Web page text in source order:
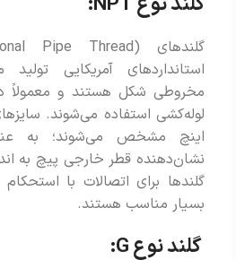
استانداردهای آمریکایی
مخروطی شکل هستند و معمولاً
لوله‌کشی استفاده می‌شوند.
نشان‌دهنده قطر خارجی پیچ به
گلندها برای اتصالات با
بسیار مناسب هستند.
گلند نوع G: